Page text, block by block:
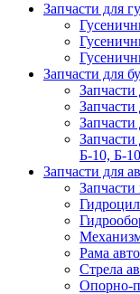
Запчасти для
Запчасти для
Запчасти
Запчасти
Запчасти
Запчасти
Б-10, Б-
Запчасти для
Запчасти
Рама
Стрела
Опорно-